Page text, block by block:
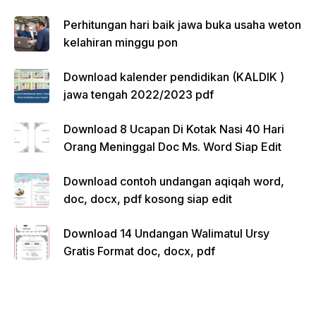
Perhitungan hari baik jawa buka usaha weton
kelahiran minggu pon
Download kalender pendidikan (KALDIK )
jawa tengah 2022/2023 pdf
Download 8 Ucapan Di Kotak Nasi 40 Hari
Orang Meninggal Doc Ms. Word Siap Edit
Download contoh undangan aqiqah word,
doc, docx, pdf kosong siap edit
Download 14 Undangan Walimatul Ursy
Gratis Format doc, docx, pdf